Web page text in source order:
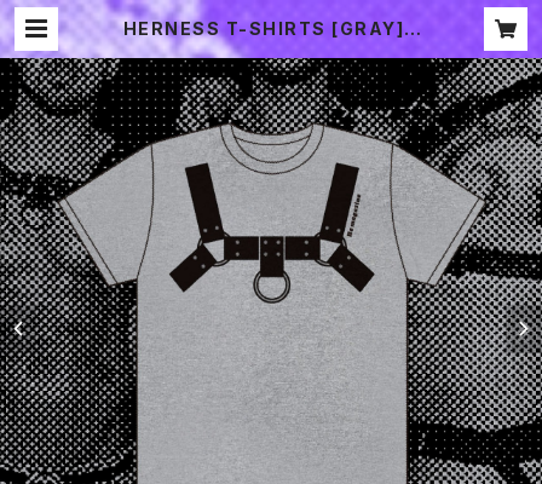
HERNESS T-SHIRTS [GRAY] |
2CHOME SOUVENIR SHOP